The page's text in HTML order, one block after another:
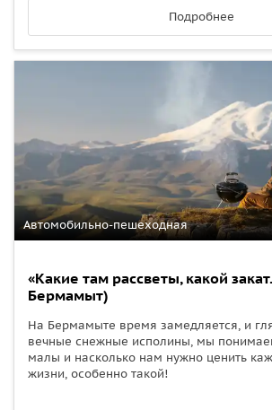
Подробнее
Автомобильно-пешеходная
«Какие там рассветы, какой
Бермамыт)
На Бермамыте время замедляется, и
вечные снежные исполины, мы
малы и насколько нам нужно ценить
жизни, особенно такой!